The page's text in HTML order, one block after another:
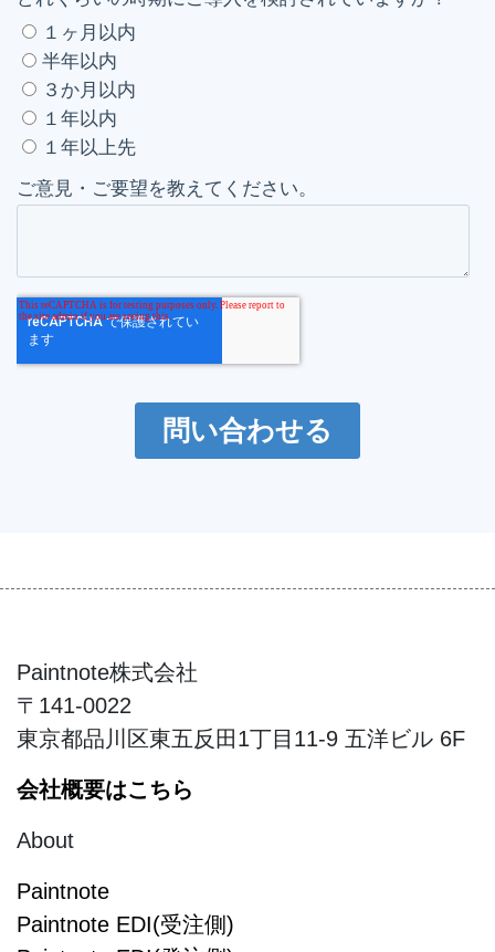
Paintnote株式会社
〒141-0022
東京都品川区東五反田1丁目11-9 五洋ビル 6F
会社概要はこちら
About
Paintnote
Paintnote EDI(受注側)